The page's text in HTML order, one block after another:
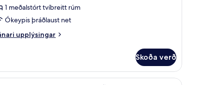
1 meðalstórt tvíbreitt rúm
Ókeypis þráðlaust net
upplýsingar
Skoða verð
skrifborð
í herbergi, skrifborð Rúmföt af bestu gerð, míníbar, öryggishólf í